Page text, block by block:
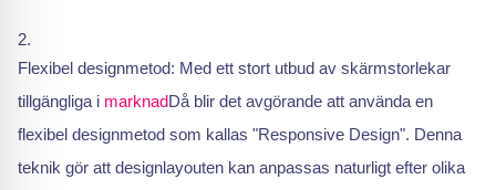
Flexibel designmetod: Med ett stort utbud av skärmstorlekar
tillgängliga i marknadDå blir det avgörande att använda en
flexibel designmetod som kallas "Responsive Design". Denna
teknik gör att designlayouten kan anpassas naturligt efter olika